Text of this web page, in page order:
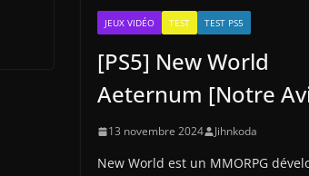
JEUX VIDÉO TEST TEST PS5
[PS5] New World
Aeternum [Notre
13 novembre 2024 Jihnkoda
New World est un MMORPG